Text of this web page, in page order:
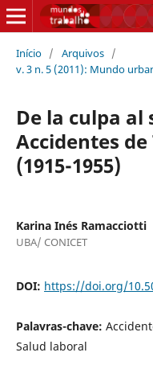
Início / Arquivos /
v. 3 n. 5 (2011): Mundo
De la culpa al
Accidentes
(1915-1955)
Karina Inés Ramacciotti
UBA/ CONICET
DOI: https://doi.org/
Palavras-chave:
Salud laboral